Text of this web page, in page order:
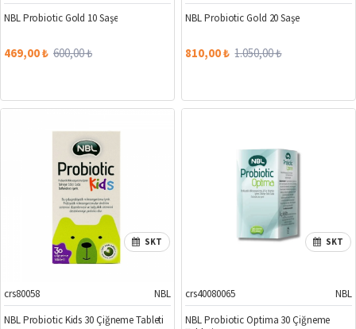
NBL Probiotic Gold 10 Saşe
469,00 ₺ 600,00 ₺
NBL Probiotic Gold 20 Saşe
810,00 ₺ 1.050,00 ₺
%26
SKT
crs80058
NBL
NBL Probiotic Kids 30 Çiğneme Tableti
%43
SKT
crs40080065
NBL
NBL Probiotic Optima 30 Çiğneme